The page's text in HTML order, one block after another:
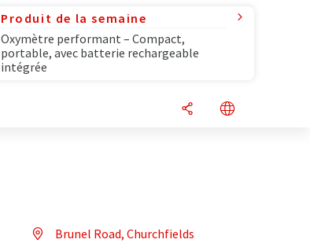
Produit de la semaine
Oxymètre performant – Compact,
portable, avec batterie rechargeable
intégrée
Brunel Road, Churchfields